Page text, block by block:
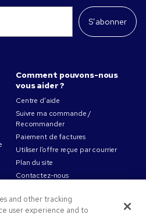
S’abonner
Comment pouvons-nous
vous aider ?
Centre d’aide
Suivre ma commande /
Recommander
Paiement de factures
Utiliser l’offre reçue par courrier
Plan du site
Contactez-nous
and other tracking
user experience and to